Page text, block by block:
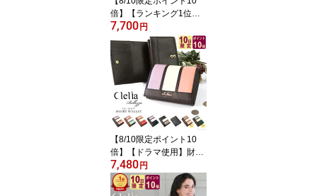
倍】【ランキング1位】
【2026年限定色】財布
二つ折り財布 レディース
大容量 カード 使いやす
い ブランド かわいい お
しゃれ コンパクト 小さ
い プレゼント 小銭入れ
合皮 30代 20代 CL-1707
5 送料無料 C8 C12
7,700 円
【8/10限定ポイント10
倍】【ドラマ使用】財布
二つ折り レディース ブ
ランド ポケットたくさん
カードたくさん フラップ
7,480 円